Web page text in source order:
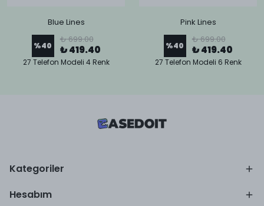
Blue Lines
%40
₺ 699.00
₺ 419.40
27 Telefon Modeli 4 Renk
Pink Lines
%40
₺ 699.00
₺ 419.40
27 Telefon Modeli 6 Renk
Kategoriler
Hesabım